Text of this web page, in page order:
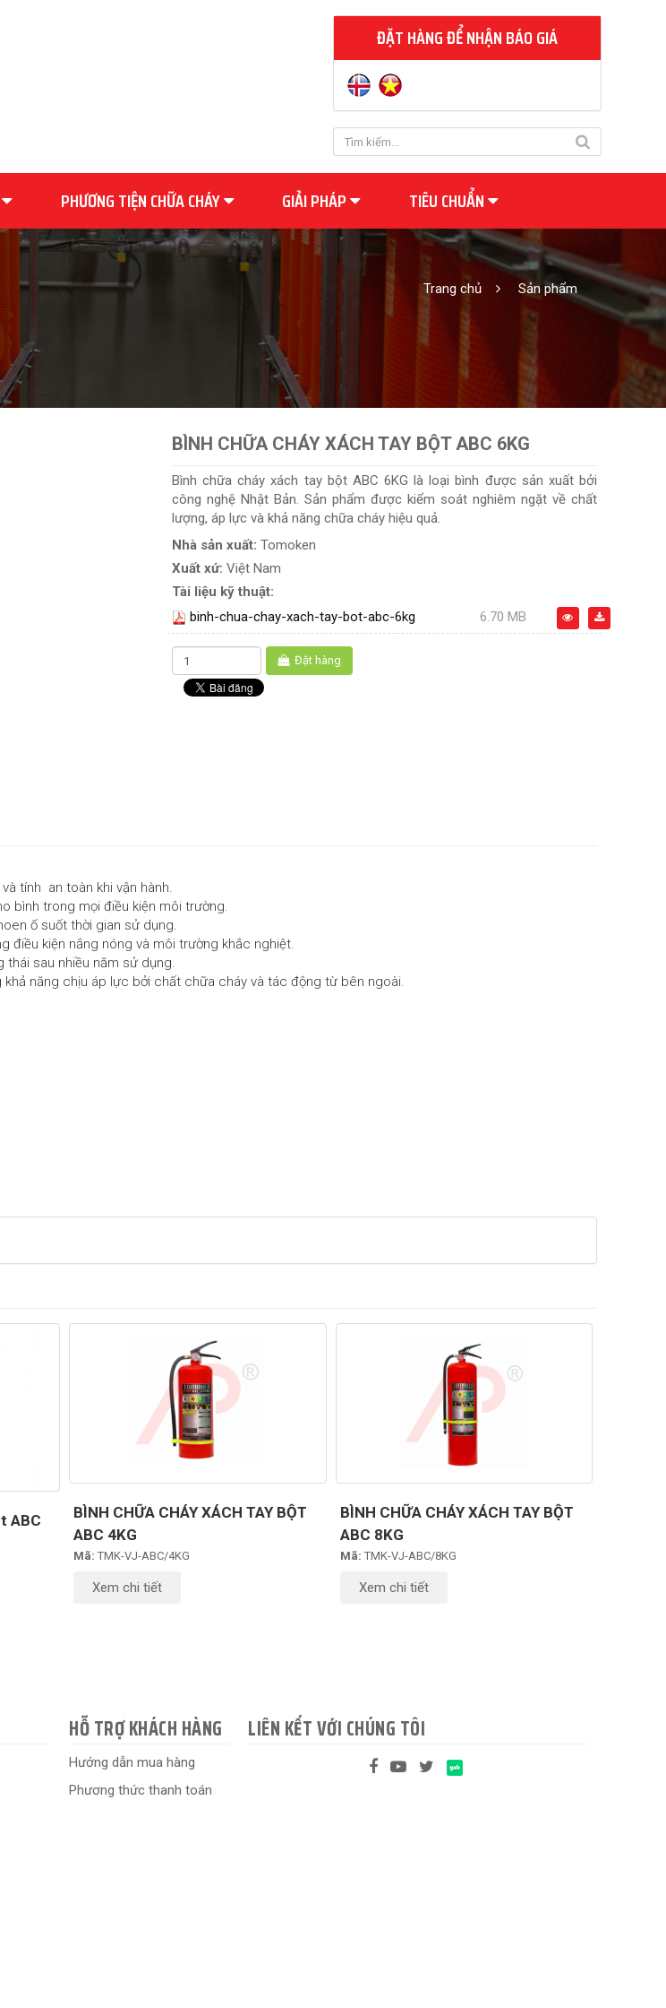
ĐẶT HÀNG ĐỂ NHẬN BÁO GIÁ
PHƯƠNG TIỆN CHỮA CHÁY GIẢI PHÁP TIÊU CHUẨN
Trang chủ Sản phẩm
BÌNH CHỮA CHÁY XÁCH TAY BỘT ABC 6KG
Bình chữa cháy xách tay bột ABC 6KG là loại bình được sản xuất bởi
công nghệ Nhật Bản. Sản phẩm được kiểm soát nghiêm ngặt về chất
lượng, áp lực và khả năng chữa cháy hiệu quả.
Nhà sản xuất: Tomoken
Xuất xứ: Việt Nam
Tài liệu kỹ thuật:
binh-chua-chay-xach-tay-bot-abc-6kg
6.70 MB
Đặt hàng
tính an toàn khi vận hành.
bình trong mọi điều kiện môi trường.
ố suốt thời gian sử dụng.
điều kiện nắng nóng và môi trường khắc nghiệt.
sau nhiều năm sử dụng.
năng chịu áp lực bởi chất chữa cháy và tác động từ bên ngoài.
ABC
BÌNH CHỮA CHÁY XÁCH TAY BỘT
ABC 4KG
Mã: TMK-VJ-ABC/4KG
Xem chi tiết
BÌNH CHỮA CHÁY XÁCH TAY BỘT
ABC 8KG
Mã: TMK-VJ-ABC/8KG
Xem chi tiết
HỖ TRỢ KHÁCH HÀNG
Hướng dẫn mua hàng
Phương thức thanh toán
LIÊN KẾT VỚI CHÚNG TÔI